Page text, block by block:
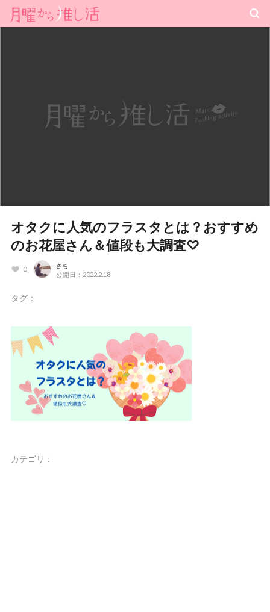
オタクに人気のフラスタとは？おすすめ
のお花屋さん＆値段も大調査♡
0 さち
公開日：2022.2.18
タグ：
カテゴリ：